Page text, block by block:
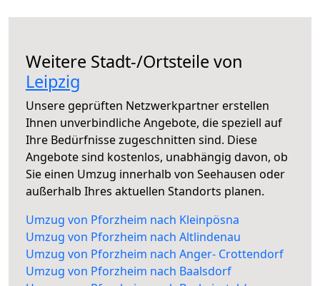
Weitere Stadt-/Ortsteile von
Leipzig
Unsere geprüften Netzwerkpartner erstellen
Ihnen unverbindliche Angebote, die speziell auf
Ihre Bedürfnisse zugeschnitten sind. Diese
Angebote sind kostenlos, unabhängig davon, ob
Sie einen Umzug innerhalb von Seehausen oder
außerhalb Ihres aktuellen Standorts planen.
Umzug von Pforzheim nach Kleinpösna
Umzug von Pforzheim nach Altlindenau
Umzug von Pforzheim nach Anger- Crottendorf
Umzug von Pforzheim nach Baalsdorf